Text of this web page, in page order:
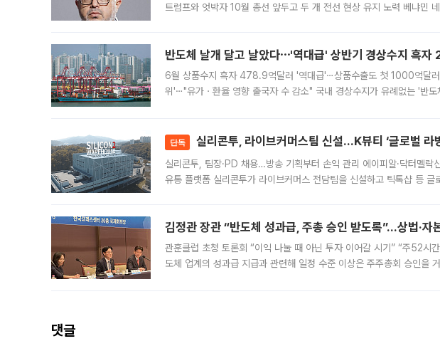
트럼프와 엇박자 10월 총선 앞두고 두 개 전선 현상 유지 노력 베냐민
반도체 날개 달고 날았다⋯'역대급' 상반기 경상수지 흑
6월 상품수지 흑자 478.9억달러 '역대급'⋯상품수출도 첫 1000억달
위'⋯"유가ㆍ환율 영향 출국자 수 감소" 국내 경상수지가 유례없는 '반
단독 실리콘투, 라이브커머스팀 신설…K뷰티 ‘글로벌 라
실리콘투, 팀장·PD 채용…방송 기획부터 손익 관리 에이피알·닥터멜락
유통 플랫폼 실리콘투가 라이브커머스 전담팀을 신설하고 틱톡샵 등
김정관 장관 “반도체 성과급, 주총 승인 받도록”…상법·자
관훈클럽 초청 토론회 “이익 나눌 때 아닌 투자 이어갈 시기” “주52시
도체 업계의 성과급 지급과 관련해 일정 수준 이상은 주주총회 승인을
댓글